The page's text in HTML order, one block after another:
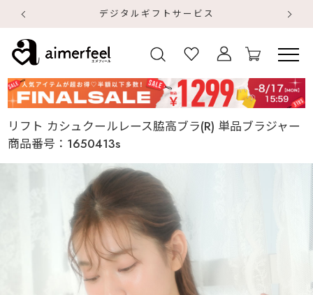
デジタルギフトサービス
リフト カシュクールレース脇高ブラ(R) 単品ブラジャー
商品番号： 1650413s